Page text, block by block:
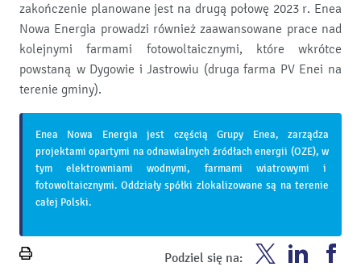
zakończenie planowane jest na drugą połowę 2023 r. Enea
Nowa Energia prowadzi również zaawansowane prace nad
kolejnymi farmami fotowoltaicznymi, które wkrótce
powstaną w Dygowie i Jastrowiu (druga farma PV Enei na
terenie gminy).
Enea Nowa Energia jest częścią Grupy Enea, zarządza
projektami opartymi na odnawialnych źródłach energii (OZE), w
tym elektrowniami wodnymi, farmami wiatrowymi i
fotowoltaicznymi. Oddziały spółki zlokalizowane są na terenie
całej Polski.
Wydrukuj
Podziel się na:
Enea Enea